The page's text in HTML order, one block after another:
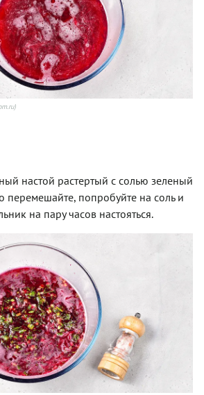
настой растертый с солью зеленый
перемешайте, попробуйте на соль и
на пару часов настояться.